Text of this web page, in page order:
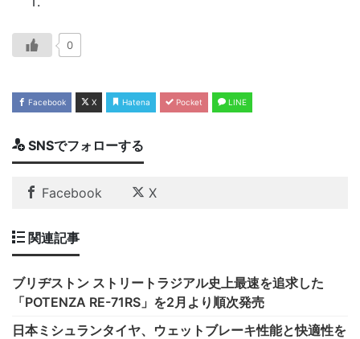
0
Facebook X Hatena Pocket LINE
SNSでフォローする
Facebook X
関連記事
ブリヂストン ストリートラジアル史上最速を追求した
「POTENZA RE-71RS」を2月より順次発売
日本ミシュランタイヤ、ウェットブレーキ性能と快適性を